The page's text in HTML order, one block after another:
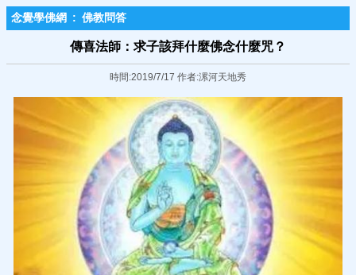
念覺學佛網 : 佛教問答
傳喜法師：求子該拜什麼佛念什麼咒？
時間:2019/7/17 作者:漯河天地秀